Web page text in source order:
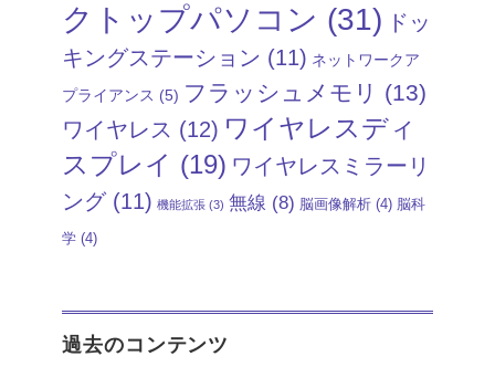
クトップパソコン (31) ドッ
キングステーション (11) ネットワークア
プライアンス (5) フラッシュメモリ (13)
ワイヤレス (12) ワイヤレスディ
スプレイ (19) ワイヤレスミラーリ
ング(11) 機能拡張 (3) 無線 (8) 脳画像解析 (4) 脳科
学 (4)
過去のコンテンツ